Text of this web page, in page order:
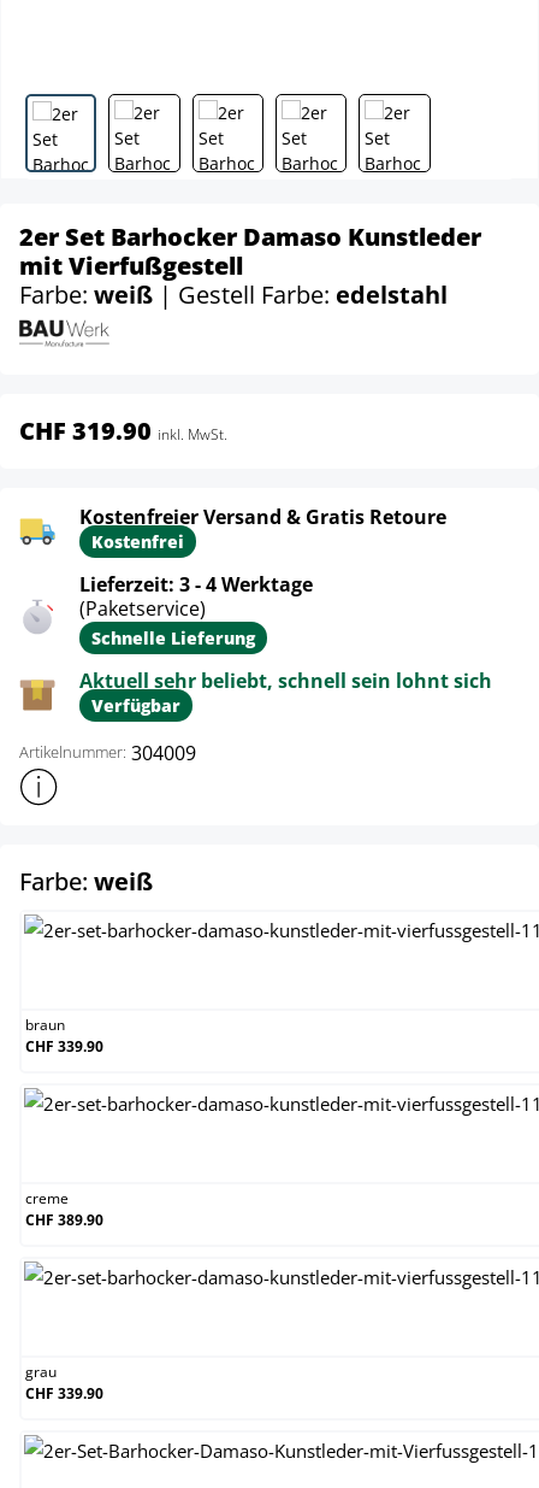
2er Set Barhocker Damaso Kunstleder
mit Vierfußgestell
Farbe: weiß | Gestell Farbe: edelstahl
CHF 319.90 inkl. MwSt.
Kostenfreier Versand & Gratis Retoure
Kostenfrei
Lieferzeit: 3 - 4 Werktage
(Paketservice)
Schnelle Lieferung
Aktuell sehr beliebt, schnell sein lohnt sich
Verfügbar
Artikelnummer: 304009
Weitere Produktinformationen anzeigen
Farbe: weißauswählen
braun
CHF 339.90
creme
CHF 389.90
grau
CHF 339.90